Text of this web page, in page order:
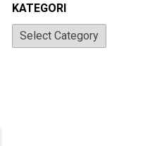
KATEGORI
Kategori